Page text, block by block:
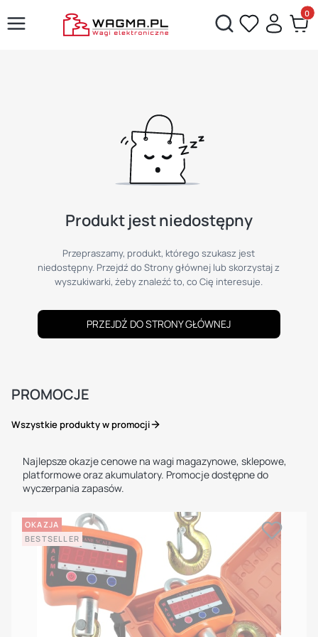
Otwórz wyszukiwarkę
Produkt jest niedostępny
Przepraszamy, produkt, którego szukasz jest
niedostępny. Przejdź do Strony głównej lub skorzystaj z
wyszukiwarki, żeby znaleźć to, co Cię interesuje.
PRZEJDŹ DO STRONY GŁÓWNEJ
PROMOCJE
Wszystkie produkty w promocji
Najlepsze okazje cenowe na wagi magazynowe, sklepowe,
platformowe oraz akumulatory. Promocje dostępne do
wyczerpania zapasów.
OKAZJA
BESTSELLER